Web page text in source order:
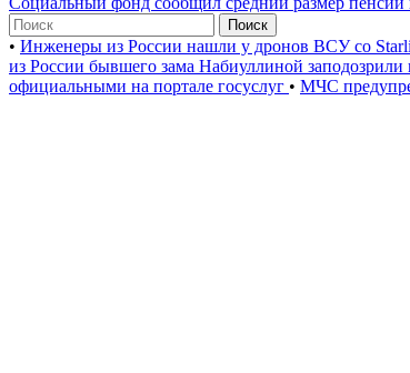
Поиск
• Инженеры из России нашли у дронов ВСУ со
из России бывшего зама Набиуллиной
официальными на портале госуслуг • МЧС